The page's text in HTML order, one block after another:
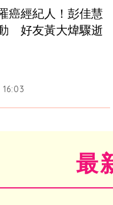
癌經紀人！彭佳慧
　好友黃大煒驟逝
最